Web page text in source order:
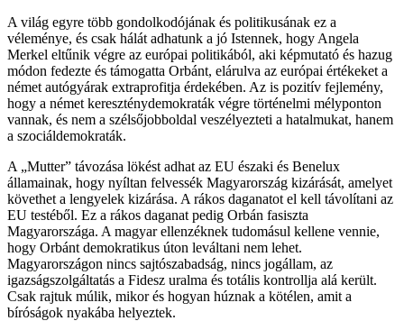
A világ egyre több gondolkodójának és politikusának ez a
véleménye, és csak hálát adhatunk a jó Istennek, hogy Angela
Merkel eltűnik végre az európai politikából, aki képmutató és hazug
módon fedezte és támogatta Orbánt, elárulva az európai értékeket a
német autógyárak extraprofitja érdekében. Az is pozitív fejlemény,
hogy a német kereszténydemokraták végre történelmi mélyponton
vannak, és nem a szélsőjobboldal veszélyezteti a hatalmukat, hanem
a szociáldemokraták.
A „Mutter” távozása lökést adhat az EU északi és Benelux
államainak, hogy nyíltan felvessék Magyarország kizárását, amelyet
követhet a lengyelek kizárása. A rákos daganatot el kell távolítani az
EU testéből. Ez a rákos daganat pedig Orbán fasiszta
Magyarországa. A magyar ellenzéknek tudomásul kellene vennie,
hogy Orbánt demokratikus úton leváltani nem lehet.
Magyarországon nincs sajtószabadság, nincs jogállam, az
igazságszolgáltatás a Fidesz uralma és totális kontrollja alá került.
Csak rajtuk múlik, mikor és hogyan húznak a kötélen, amit a
bíróságok nyakába helyeztek.